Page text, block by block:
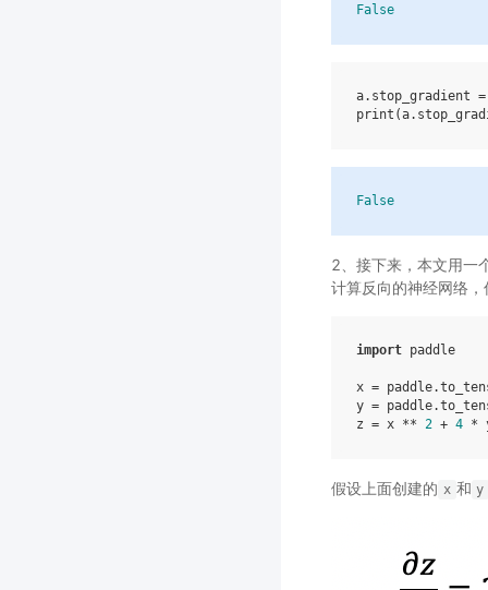
False
a. stop_gradient =
print (a.
False
2、接下来，本文用一
计算反向的神经网络
import paddle
x = paddle.
y = paddle.
z = x ** 2 + 4 *
假设上面创建的 x 和 y